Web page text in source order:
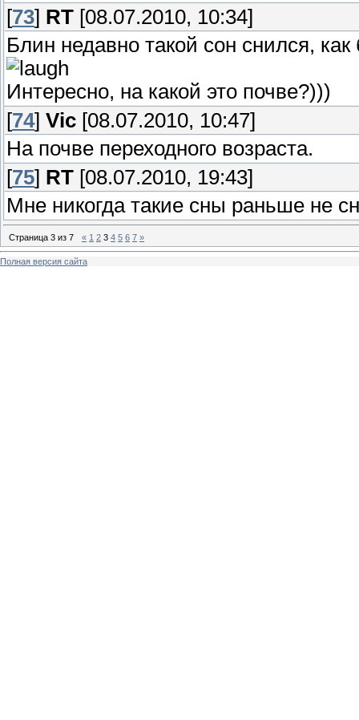
[73] RT [08.07.2010, 10:34]
Блин недавно такой сон снился,
Интересно, на какой это почве?)))
[74] Vic [08.07.2010, 10:47]
На почве переходного возраста.
[75] RT [08.07.2010, 19:43]
Мне никогда такие сны раньше не
Страница 3 из 7 « 1 2 3 4 5 6 7 »
Полная версия сайта